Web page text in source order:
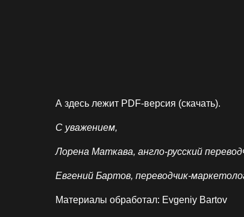
А здесь лежит PDF-версия (скачать).
С уважением,
Лорена Маткава, англо-русский
Евгений Бартов, переводчик-
Материалы обработал: Evgeniy Bartov